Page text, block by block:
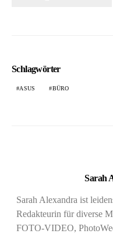
Schlagwörter
ASUS BÜRO
Sarah
Sarah Alexandra ist
Redakteurin für diverse
FOTO-VIDEO,